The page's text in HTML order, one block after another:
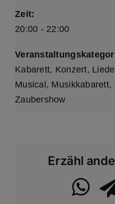
Zeit:
20:00 - 22:00
Kabarett, Konzert,
Musical , Musikkabarett,
Zaubershow
Erzähl